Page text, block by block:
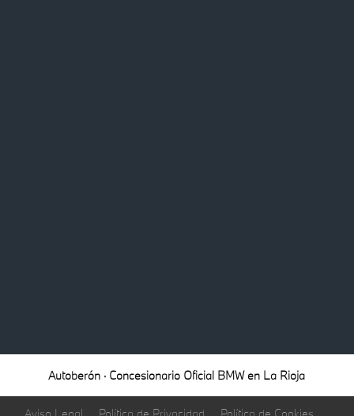
Autoberón · Concesionario Oficial BMW en La Rioja